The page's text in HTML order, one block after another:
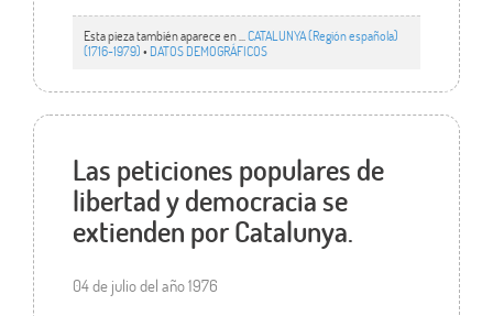
Esta pieza también aparece en ... CATALUNYA (Región española)
(1716-1979)• DATOS DEMOGRÁFICOS
Las peticiones populares de
libertad y democracia se
extienden por Catalunya.
04 de julio del año 1976